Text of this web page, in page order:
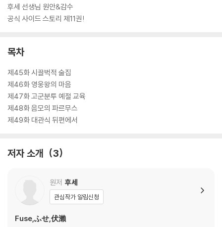
후세 선생님 원안&감수
공식 사이드 스토리 제11권!
목차
제45화 시끌벅적 술집
제46화 영웅왕의 마음
제47화 고군분투 예절 교육
제48화 음모의 파르무스
제49화 대관식 뒤편에서
저자 소개 3
원저 후세
관심작가 알림신청
Fuse,ふせ,伏瀨